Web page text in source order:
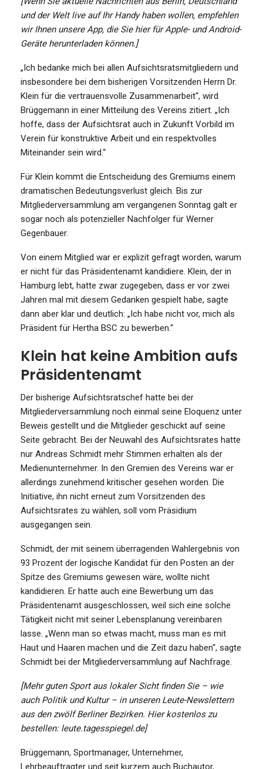
und der Welt live auf Ihr Handy haben wollen, empfehlen
wir Ihnen unsere App, die Sie hier für Apple- und Android-
Geräte herunterladen können.]
„Ich bedanke mich bei allen Aufsichtsratsmitgliedern und
insbesondere bei dem bisherigen Vorsitzenden Herrn Dr.
Klein für die vertrauensvolle Zusammenarbeit“, wird
Brüggemann in einer Mitteilung des Vereins zitiert. „Ich
hoffe, dass der Aufsichtsrat auch in Zukunft Vorbild im
Verein für konstruktive Arbeit und ein respektvolles
Miteinander sein wird.“
Für Klein kommt die Entscheidung des Gremiums einem
dramatischen Bedeutungsverlust gleich. Bis zur
Mitgliederversammlung am vergangenen Sonntag galt er
sogar noch als potenzieller Nachfolger für Werner
Gegenbauer.
Von einem Mitglied war er explizit gefragt worden, warum
er nicht für das Präsidentenamt kandidiere. Klein, der in
Hamburg lebt, hatte zwar zugegeben, dass er vor zwei
Jahren mal mit diesem Gedanken gespielt habe, sagte
dann aber klar und deutlich: „Ich habe nicht vor, mich als
Präsident für Hertha BSC zu bewerben.“
Klein hat keine Ambition aufs
Präsidentenamt
Der bisherige Aufsichtsratschef hatte bei der
Mitgliederversammlung noch einmal seine Eloquenz unter
Beweis gestellt und die Mitglieder geschickt auf seine
Seite gebracht. Bei der Neuwahl des Aufsichtsrates hatte
nur Andreas Schmidt mehr Stimmen erhalten als der
Medienunternehmer. In den Gremien des Vereins war er
allerdings zunehmend kritischer gesehen worden. Die
Initiative, ihn nicht erneut zum Vorsitzenden des
Aufsichtsrates zu wählen, soll vom Präsidium
ausgegangen sein.
Schmidt, der mit seinem überragenden Wahlergebnis von
93 Prozent der logische Kandidat für den Posten an der
Spitze des Gremiums gewesen wäre, wollte nicht
kandidieren. Er hatte auch eine Bewerbung um das
Präsidentenamt ausgeschlossen, weil sich eine solche
Tätigkeit nicht mit seiner Lebensplanung vereinbaren
lasse. „Wenn man so etwas macht, muss man es mit
Haut und Haaren machen und die Zeit dazu haben“, sagte
Schmidt bei der Mitgliederversammlung auf Nachfrage.
[Mehr guten Sport aus lokaler Sicht finden Sie – wie
auch Politik und Kultur – in unseren Leute-Newslettern
aus den zwölf Berliner Bezirken. Hier kostenlos zu
bestellen: leute.tagesspiegel.de]
Brüggemann, Sportmanager, Unternehmer,
Lehrbeauftragter und seit kurzem auch Buchautor,